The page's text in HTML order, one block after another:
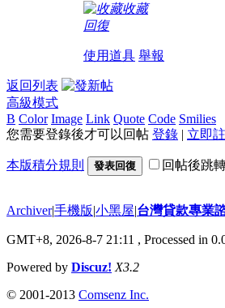
收藏
回復
使用道具 舉報
返回列表
高級模式
B Color Image Link Quote Code Smilies
您需要登錄後才可以回帖 登錄 | 立即
本版積分規則 發表回復 回帖後跳
Archiver|手機版|小黑屋|台灣貸款專業
GMT+8, 2026-8-7 21:11 , Processed in
Powered by Discuz! X3.2
© 2001-2013 Comsenz Inc.